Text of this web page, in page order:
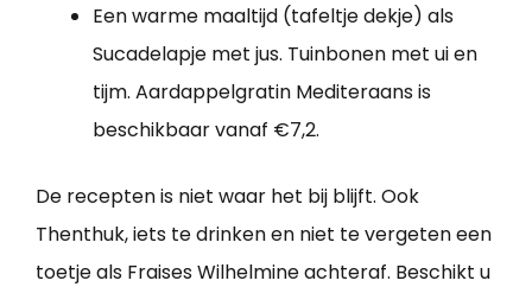
Een warme maaltijd (tafeltje dekje) als
Sucadelapje met jus. Tuinbonen met ui en
tijm. Aardappelgratin Mediteraans is
beschikbaar vanaf €7,2.
De recepten is niet waar het bij blijft. Ook
Thenthuk, iets te drinken en niet te vergeten een
toetje als Fraises Wilhelmine achteraf. Beschikt u